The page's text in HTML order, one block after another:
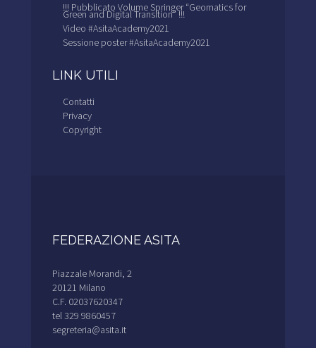
!!! Pubblicato Volume Springer “Geomatics for
Green and Digital Transition” !!!
Video #AsitaAcademy2021
Sessione poster #AsitaAcademy2021
LINK UTILI
Contatti
Privacy
Copyright
FEDERAZIONE ASITA
Piazzale Morandi, 2
20121 Milano
C.F. 02037620347
tel 329 9860457
segreteria@asita.it